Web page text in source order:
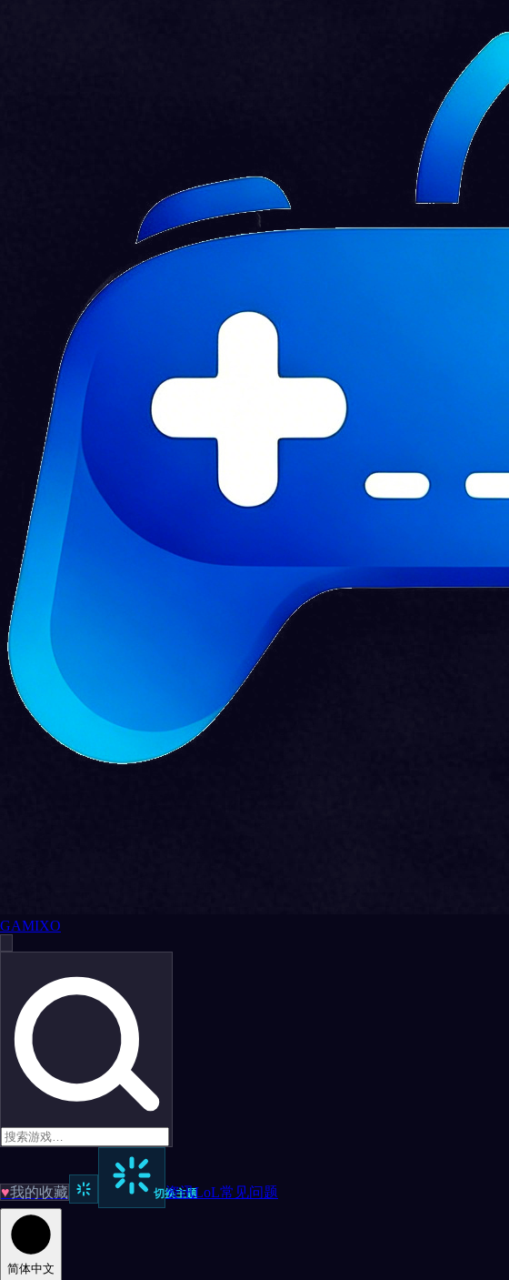
GAMIXO
♥我的收藏 切换主题
资讯LoL常见问题
简体中文